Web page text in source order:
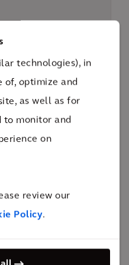
technologies), in
of, optimize and
as well as for
to monitor and
on
review our
Policy.
industriale “ex Gres”
Regno dei Paesi Bassi